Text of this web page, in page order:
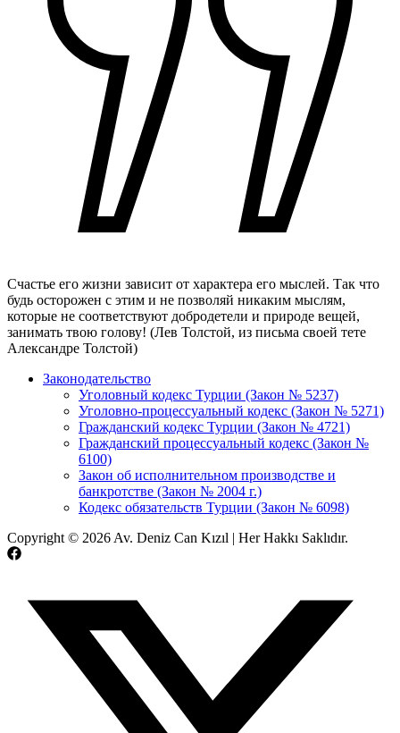
Счастье его жизни зависит от характера его мыслей. Так что
будь осторожен с этим и не позволяй никаким мыслям,
которые не соответствуют добродетели и природе вещей,
занимать твою голову! (Лев Толстой, из письма своей тете
Александре Толстой)
Законодательство
Уголовный кодекс Турции (Закон № 5237)
Уголовно-процессуальный кодекс (Закон № 5271)
Гражданский кодекс Турции (Закон № 4721)
Гражданский процессуальный кодекс (Закон №
6100)
Закон об исполнительном производстве и
банкротстве (Закон № 2004 г.)
Кодекс обязательств Турции (Закон № 6098)
Copyright © 2026 Av. Deniz Can Kızıl | Her Hakkı Saklıdır.